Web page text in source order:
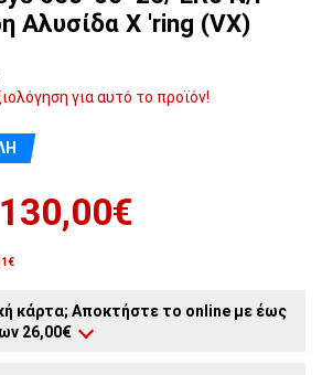
Αλυσίδα X 'ring (VX)
για αυτό το προϊόν!
130,00€
κάρτα; Αποκτήστε το online με έως
26,00€